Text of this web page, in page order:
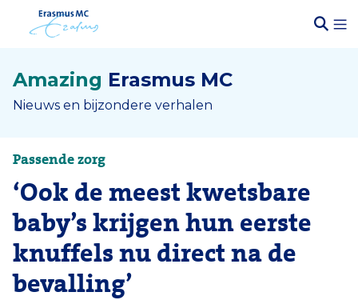
Amazing Erasmus MC
Nieuws en bijzondere verhalen
Passende zorg
‘Ook de meest kwetsbare
baby’s krijgen hun eerste
knuffels nu direct na de
bevalling’